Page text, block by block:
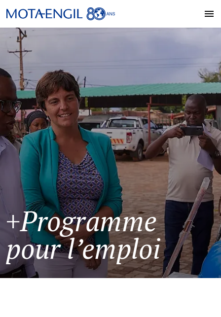
+Programme
pour l’emploi